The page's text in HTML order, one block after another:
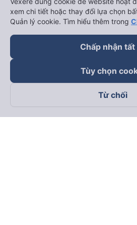
Theo dõi chúng tôi trên
xem chi tiết hoặc thay đổi lựa chọn
Quản lý cookie. Tìm hiểu thêm trong
Chấp nhận tất
Tùy chọn
Từ chối